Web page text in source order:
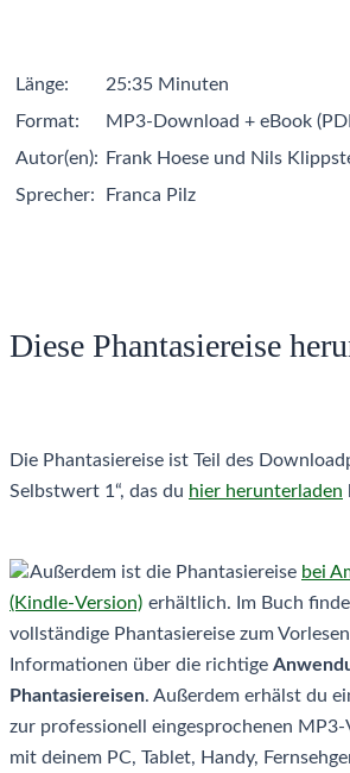
Länge:
25:35 Minuten
Format:
MP3-Download + eBook
Autor(en):
Frank Hoese und Nils
Sprecher:
Franca Pilz
Diese Phantasiereise
Die Phantasiereise ist Teil des
Selbstwert 1“, das du hier herunterladen
Außerdem ist die Phantasiereise bei
(Kindle-Version) erhältlich. Im Buch
vollständige Phantasiereise zum
Informationen über die richtige
Phantasiereisen. Außerdem erhälst du
zur professionell eingesprochenen
mit deinem PC, Tablet, Handy,